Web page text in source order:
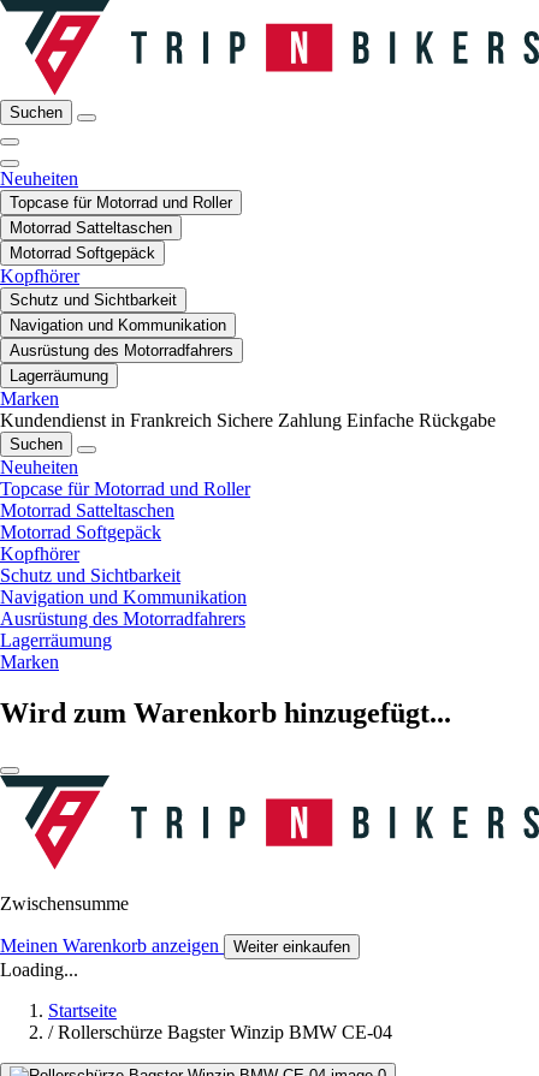
Suchen
Neuheiten
Topcase für Motorrad und Roller
Motorrad Satteltaschen
Motorrad Softgepäck
Kopfhörer
Schutz und Sichtbarkeit
Navigation und Kommunikation
Ausrüstung des Motorradfahrers
Lagerräumung
Marken
Kundendienst in Frankreich Sichere Zahlung Einfache Rückgabe
Suchen
Neuheiten
Topcase für Motorrad und Roller
Motorrad Satteltaschen
Motorrad Softgepäck
Kopfhörer
Schutz und Sichtbarkeit
Navigation und Kommunikation
Ausrüstung des Motorradfahrers
Lagerräumung
Marken
Wird zum Warenkorb hinzugefügt...
Zwischensumme
Meinen Warenkorb anzeigen Weiter einkaufen
Loading...
Startseite
/ Rollerschürze Bagster Winzip BMW CE-04